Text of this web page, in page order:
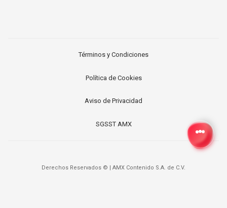
Términos y Condiciones
Política de Cookies
Aviso de Privacidad
SGSST AMX
Derechos Reservados © AMX Contenido S.A. de C.V.